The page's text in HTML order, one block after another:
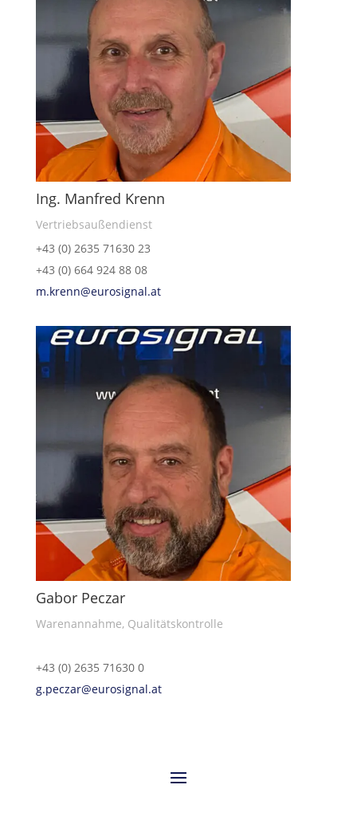
Ing. Manfred Krenn
Vertriebsaußendienst
+43 (0) 2635 71630 23
+43 (0) 664 924 88 08
m.krenn@eurosignal.at
Gabor Peczar
Warenannahme, Qualitätskontrolle
+43 (0) 2635 71630 0
g.peczar@eurosignal.at